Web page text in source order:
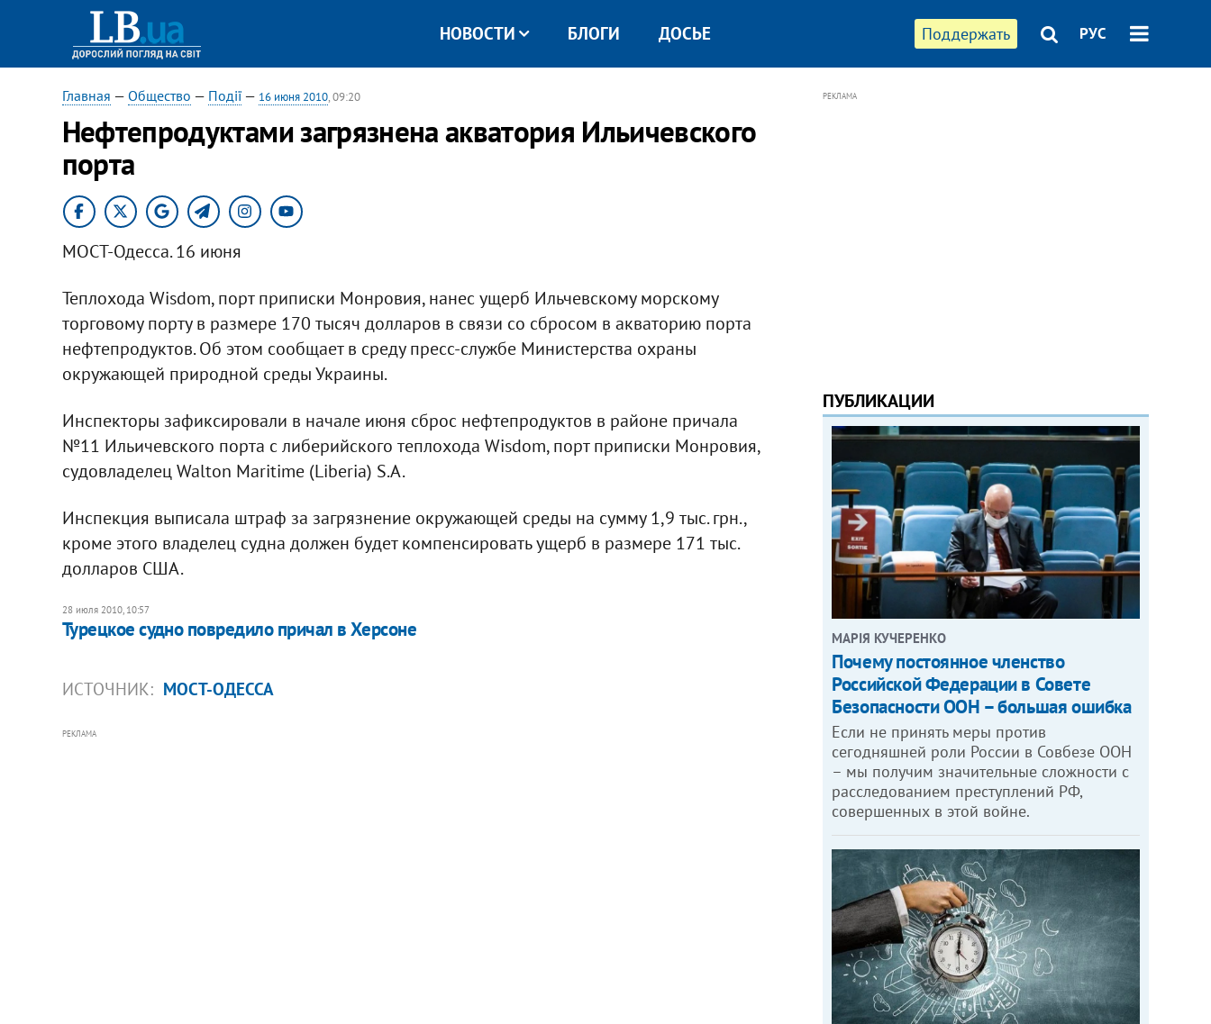
Поддержать РУС
НОВОСТИ БЛОГИ ДОСЬЕ
Главная — Общество — Події— 16 июня 2010, 09:20
Нефтепродуктами загрязнена акватория Ильичевского
порта
МОСТ-Одесса. 16 июня
Теплохода Wisdom, порт приписки Монровия, нанес ущерб Ильчевскому морскому
торговому порту в размере 170 тысяч долларов в связи со сбросом в акваторию порта
нефтепродуктов. Об этом сообщает в среду пресс-службе Министерства охраны
окружающей природной среды Украины.
Инспекторы зафиксировали в начале июня сброс нефтепродуктов в районе причала
№11 Ильичевского порта с либерийского теплохода Wisdom, порт приписки Монровия,
судовладелец Walton Maritime (Liberia) S.A.
Инспекция выписала штраф за загрязнение окружающей среды на сумму 1,9 тыс. грн.,
кроме этого владелец судна должен будет компенсировать ущерб в размере 171 тыс.
долларов США.
28 июля 2010, 10:57
Турецкое судно повредило причал в Херсоне
ИСТОЧНИК: МОСТ-ОДЕССА
РЕКЛАМА
РЕКЛАМА
ПУБЛИКАЦИИ
МАРІЯ КУЧЕРЕНКО
​Почему постоянное членство
Российской Федерации в Совете
Безопасности ООН – большая ошибка
Если не принять меры против
сегодняшней роли России в Совбезе ООН
– мы получим значительные сложности с
расследованием преступлений РФ,
совершенных в этой войне.